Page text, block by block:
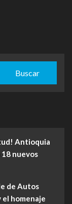
Antioquia
nuevos
de Autos
el homenaje